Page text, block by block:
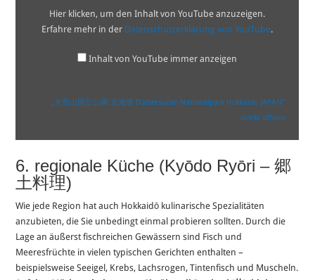
Hier klicken, um den Inhalt von YouTube anzuzeigen.
Erfahre mehr in der Datenschutzerklärung von YouTube.
Inhalt von YouTube immer anzeigen
„大雪山国立公園 北海道 Daisetsuzan Nationalpark Hokkaido JAPAN“
direkt öffnen
6. regionale Küche (Kyōdo Ryōri – 郷
土料理)
Wie jede Region hat auch Hokkaidō kulinarische Spezialitäten
anzubieten, die Sie unbedingt einmal probieren sollten. Durch die
Lage an äußerst fischreichen Gewässern sind Fisch und
Meeresfrüchte in vielen typischen Gerichten enthalten –
beispielsweise Seeigel, Krebs, Lachsrogen, Tintenfisch und Muscheln.